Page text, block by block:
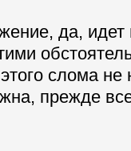
да,
слома
прежде